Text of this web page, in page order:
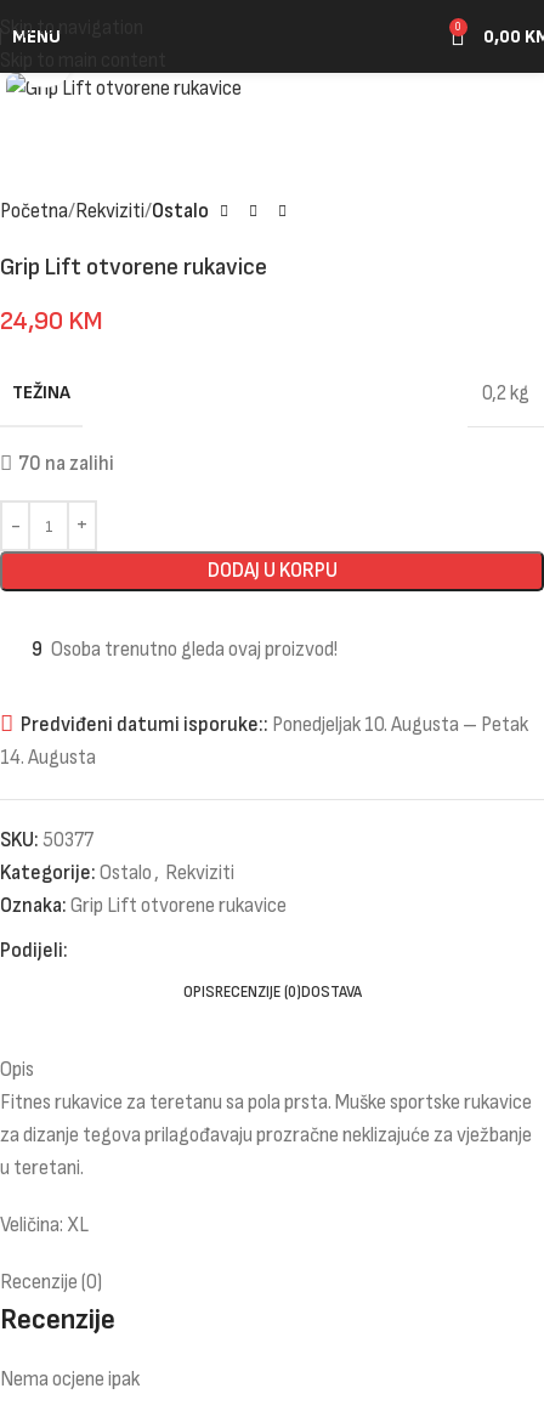
Skip to navigation
MENU 0 0,00
Početna Rekviziti Ostalo
Grip Lift otvorene rukavice
24,90 KM
TEŽINA 0,2 kg
70 na zalihi
DODAJ U KORPU
9 Osoba trenutno gleda ovaj proizvod!
Predviđeni datumi isporuke:: Ponedjeljak 10. Augusta – Petak
14. Augusta
SKU: 50377
Kategorije: Ostalo , Rekviziti
Oznaka: Grip Lift otvorene rukavice
Podijeli:
OPISRECENZIJE (0)DOSTAVA
Opis
Fitnes rukavice za teretanu sa pola prsta. Muške sportske rukavice
za dizanje tegova prilagođavaju prozračne neklizajuće za vježbanje
u teretani.
Veličina: XL
Recenzije (0)
Recenzije
Nema ocjene ipak